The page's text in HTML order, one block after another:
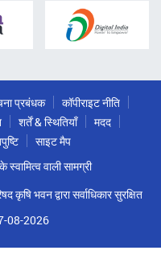
प्रबंधक
कॉपीराइट नीति
शर्तें & स्थितियाँ
मदद
साइट मैप
वाली सामग्री
भवन द्वारा सर्वाधिकार सुरक्षित
08-2026